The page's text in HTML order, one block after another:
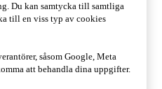
Du kan samtycka till samtliga
till en viss typ av cookies
såsom Google, Meta
att behandla dina uppgifter.